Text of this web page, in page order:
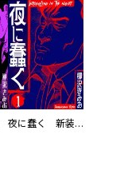
夜に蠢く 新装版